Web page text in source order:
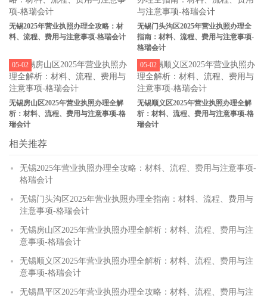
无锡2025年营业执照办理全攻略：材
料、流程、费用与注意事项-格瑞会计
无锡门头沟区2025年营业执照办理全
指南：材料、流程、费用与注意事项-
格瑞会计
无锡房山区2025年营业执照办理全解
析：材料、流程、费用与注意事项-格
瑞会计
05-02
无锡顺义区2025年营业执照办理全解
析：材料、流程、费用与注意事项-格
瑞会计
05-02
相关推荐
无锡2025年营业执照办理全攻略：材料、流程、费用与注意事项-
格瑞会计
无锡门头沟区2025年营业执照办理全指南：材料、流程、费用与
注意事项-格瑞会计
无锡房山区2025年营业执照办理全解析：材料、流程、费用与注
意事项-格瑞会计
无锡顺义区2025年营业执照办理全解析：材料、流程、费用与注
意事项-格瑞会计
无锡昌平区2025年营业执照办理全攻略：材料、流程、费用与注